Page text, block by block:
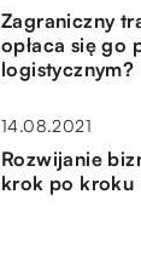
Zagraniczny
opłaca się go
logistycznym?
14.08.2021
Rozwijanie
krok po kroku